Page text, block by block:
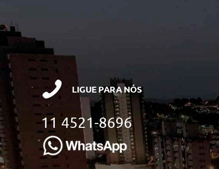
LIGUE PARA NÓS
11 4521-8696